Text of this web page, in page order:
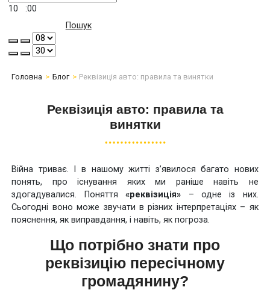
10
:00
Пошук
Головна Блог Реквізиція авто: правила та винятки
Реквізиція авто: правила та
винятки
Війна триває. І в нашому житті з’явилося багато нових
понять, про існування яких ми раніше навіть не
здогадувалися. Поняття«реквізиція» – одне із них.
Сьогодні воно може звучати в різних інтерпретаціях – як
пояснення, як виправдання, і навіть, як погроза.
Що потрібно знати про
реквізицію пересічному
громадянину?